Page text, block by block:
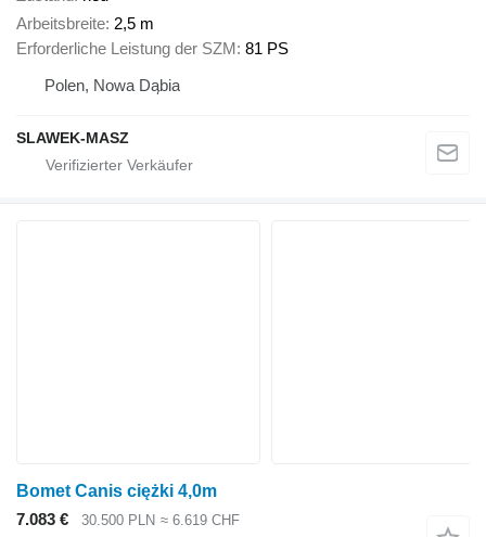
Arbeitsbreite 2,5 m
Erforderliche Leistung der SZM 81 PS
Polen, Nowa Dąbia
SLAWEK-MASZ
Bomet Canis ciężki 4,0m
7.083 €
30.500 PLN ≈ 6.619 CHF